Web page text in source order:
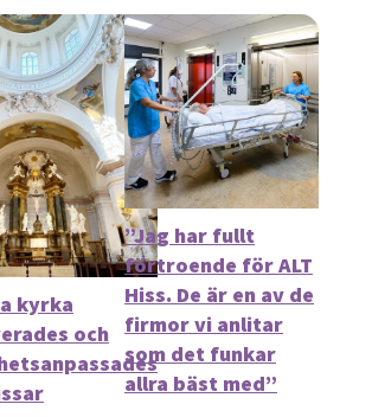
kyrka
och
”Jag har fullt
förtroende för ALT
Hiss. De är en av de
firmor vi anlitar
som det funkar
allra bäst med”